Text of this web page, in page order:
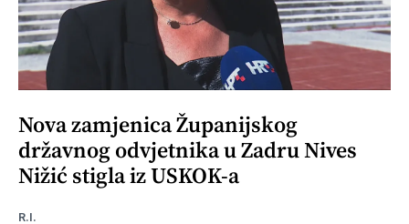
Nova zamjenica Županijskog
državnog odvjetnika u Zadru Nives
Nižić stigla iz USKOK-a
R.I.